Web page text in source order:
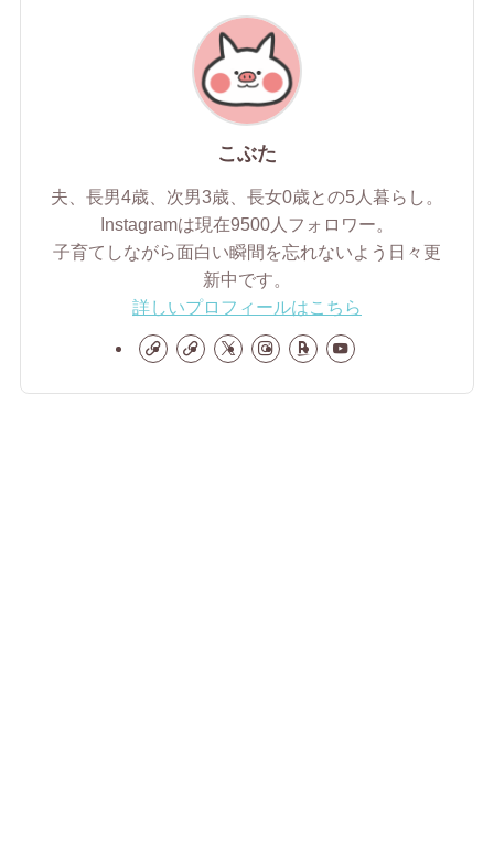
こぶた
夫、長男4歳、次男3歳、長女0歳との5人暮らし。
Instagramは現在9500人フォロワー。
子育てしながら面白い瞬間を忘れないよう日々更
新中です。
詳しいプロフィールはこちら